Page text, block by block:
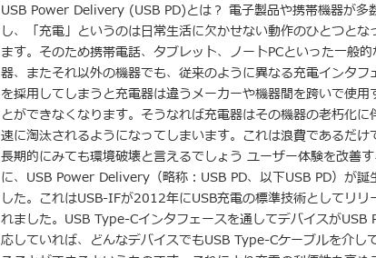
USB Power Delivery (USB PD)とは？ 電子製品や携帯機器が多
し、「充電」というのは日常生活に欠かせない動作のひとつとな
ます。そのため携帯電話、タブレット、ノートPCといった一般的
器、またそれ以外の機器でも、従来のように異なる充電インタフ
を採用してしまうと充電器は違うメーカーや機器間を跨いで使用
とができなくなります。そうなれば充電器はその機器の老朽化に
速に淘汰されるようになってしまいます。これは浪費であるだけ
長期的にみても環境破壊と言えるでしょう ユーザー体験を改善
に、USB Power Delivery（略称：USB PD、以下USB PD）が誕
した。これはUSB-IFが2012年にUSB充電の標準技術としてリリ
れました。USB Type-Cインタフェースを通してデバイスがUSB
応していれば、どんなデバイスでもUSB Type-Cケーブルを介し